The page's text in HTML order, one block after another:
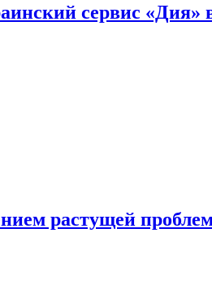
сервис «Дия»
растущей